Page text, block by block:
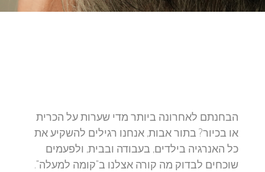
הבחנתם לאחרונה ביותר מדי שערות על הכרית
או בכיור? בתור אבות, אנחנו רגילים להשקיע את
כל האנרגיה בילדים, בעבודה ובבית, ולפעמים
שוכחים לבדוק מה קורה אצלנו ב"קומה למעלה".